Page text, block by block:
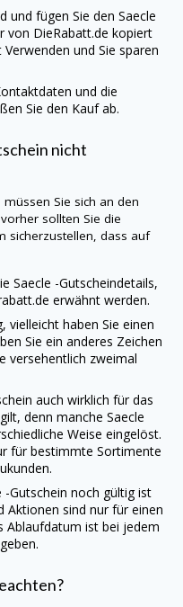
und fügen Sie den Saecle
von DieRabatt.de kopiert
und Sie sparen
und die
Sie den Kauf ab.
nicht
Sie sich an den
sollten Sie die
sicherzustellen, dass auf
Saecle -Gutscheindetails,
erwähnt werden.
vielleicht haben Sie einen
Sie ein anderes Zeichen
versehentlich zweimal
auch wirklich für das
denn manche Saecle
Weise eingelöst.
für bestimmte Sortimente
-Gutschein noch gültig ist
Aktionen sind nur für einen
Ablaufdatum ist bei jedem